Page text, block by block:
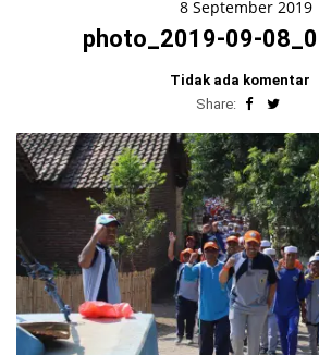
8 September 2019
photo_2019-09-
Tidak ada komentar
Share: